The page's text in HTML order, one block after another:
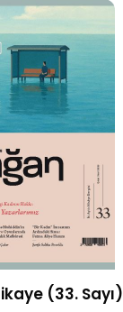
(33. Sayı)